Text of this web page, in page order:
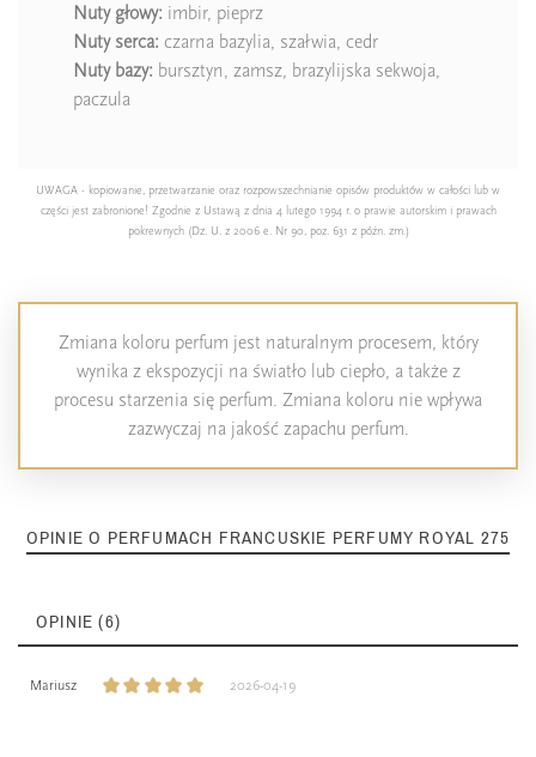
Nuty głowy: imbir, pieprz
Nuty serca: czarna bazylia, szałwia, cedr
Nuty bazy: bursztyn, zamsz, brazylijska sekwoja,
paczula
UWAGA - kopiowanie, przetwarzanie oraz rozpowszechnianie opisów produktów w całości lub w
części jest zabronione! Zgodnie z Ustawą z dnia 4 lutego 1994 r. o prawie autorskim i prawach
pokrewnych (Dz. U. z 2006 e. Nr 90, poz. 631 z późn. zm.)
Zmiana koloru perfum jest naturalnym procesem, który
wynika z ekspozycji na światło lub ciepło, a także z
procesu starzenia się perfum. Zmiana koloru nie wpływa
zazwyczaj na jakość zapachu perfum.
OPINIE O PERFUMACH FRANCUSKIE PERFUMY ROYAL 275
OPINIE (6)
Mariusz 2026-04-19